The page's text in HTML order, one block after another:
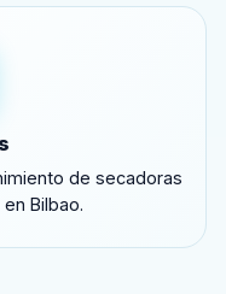
de secadoras
Bilbao.